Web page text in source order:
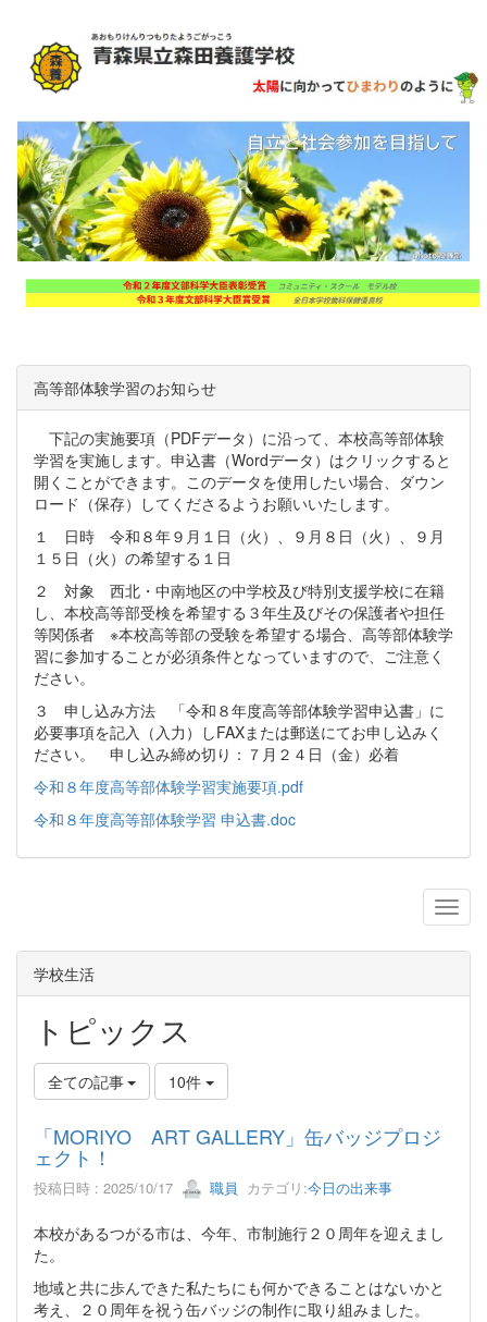
高等部体験学習のお知らせ
下記の実施要項（PDFデータ）に沿って、本校高等部体験
学習を実施します。申込書（Wordデータ）はクリックすると
開くことができます。このデータを使用したい場合、ダウン
ロード（保存）してくださるようお願いいたします。
１ 日時 令和８年９月１日（火）、９月８日（火）、９月
１５日（火）の希望する１日
２ 対象 西北・中南地区の中学校及び特別支援学校に在籍
し、本校高等部受検を希望する３年生及びその保護者や担任
等関係者 ※本校高等部の受験を希望する場合、高等部体験学
習に参加することが必須条件となっていますので、ご注意く
ださい。
３ 申し込み方法 「令和８年度高等部体験学習申込書」に
必要事項を記入（入力）しFAXまたは郵送にてお申し込みく
ださい。 申し込み締め切り：７月２４日（金）必着
令和８年度高等部体験学習実施要項.pdf
令和８年度高等部体験学習 申込書.doc
学校生活
トピックス
全ての記事 10件
「MORIYO ART GALLERY」缶バッジプロジ
ェクト！
投稿日時 : 2025/10/17 職員 カテゴリ:今日の出来事
本校があるつがる市は、今年、市制施行２０周年を迎えまし
た。
地域と共に歩んできた私たちにも何かできることはないかと
考え、２０周年を祝う缶バッジの制作に取り組みました。